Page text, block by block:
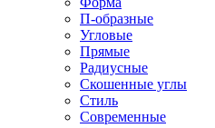
П-образные
Угловые
Прямые
Радиусные
Скошенные углы
Стиль
Современные